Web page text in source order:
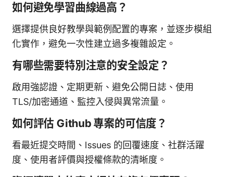
如何避免學習曲線過高？
選擇提供良好教學與範例配置的專案，並逐步模組
化實作，避免一次性建立過多複雜設定。
有哪些需要特別注意的安全設定？
啟用強認證、定期更新、避免公開日誌、使用
TLS/加密通道、監控入侵與異常流量。
如何評估 Github 專案的可信度？
看最近提交時間、Issues 的回覆速度、社群活躍
度、使用者評價與授權條款的清晰度。